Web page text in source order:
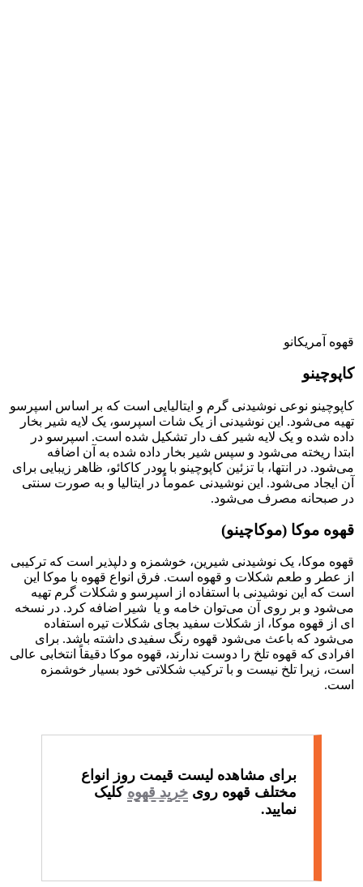
قهوه آمریکانو
کاپوچینو
کاپوچینو نوعی نوشیدنی گرم و ایتالیایی است که بر اساس اسپرسو
تهیه می‌شود. این نوشیدنی از یک شات اسپرسو، یک لایه شیر بخار
داده شده و یک لایه شیر کف دار تشکیل شده است. اسپرسو در
ابتدا ریخته می‌شود و سپس شیر بخار داده شده به آن اضافه
می‌شود. در انتها، با تزئین کاپوچینو با پودر کاکائو، ظاهر زیبایی برای
آن ایجاد می‌شود. این نوشیدنی عموماً در ایتالیا و به صورت سنتی
در صبحانه مصرف می‌شود.
قهوه موکا (موکاچینو)
قهوه موکا، یک نوشیدنی شیرین، خوشمزه و دلپذیر است که ترکیبی
از عطر و طعم شکلات و قهوه است. فرق انواع قهوه با موکا این
است که این نوشیدنی با استفاده از اسپرسو و شکلات گرم تهیه
می‌شود و بر روی آن می‌توان خامه و یا شیر اضافه کرد. در نسخه
ای از قهوه موکا، از شکلات سفید بجای شکلات تیره استفاده
می‌شود که باعث می‌شود قهوه رنگ سفیدی داشته باشد. برای
افرادی که قهوه تلخ را دوست ندارند، قهوه موکا دقیقاً انتخابی عالی
است، زیرا تلخ نیست و با ترکیب شکلاتی خود بسیار خوشمزه
است.
برای مشاهده لیست قیمت روز انواع
مختلف قهوه روی خرید قهوه کلیک
نمایید.